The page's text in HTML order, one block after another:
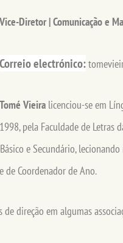
Vice-Diretor | Comunicação e
Correio electrónico:
Tomé Vieira licenciou-se em
1998, pela Faculdade de Letras
e Secundário,
de Coordenador de Ano.
de direção em algumas